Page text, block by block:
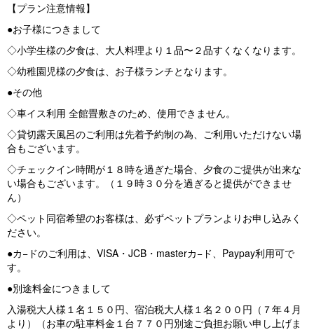
【プラン注意情報】
●お子様につきまして
◇小学生様の夕食は、大人料理より１品〜２品すくなくなります。
◇幼稚園児様の夕食は、お子様ランチとなります。
●その他
◇車イス利用 全館畳敷きのため、使用できません。
◇貸切露天風呂のご利用は先着予約制の為、ご利用いただけない場
合もございます。
◇チェックイン時間が１８時を過ぎた場合、夕食のご提供が出来な
い場合もございます。（１９時３０分を過ぎると提供ができませ
ん）
◇ペット同宿希望のお客様は、必ずペットプランよりお申し込みく
ださい。
●カ−ドのご利用は、VISA・JCB・masterカ−ド、Paypay利用可で
す。
●別途料金につきまして
入湯税大人様１名１５０円、宿泊税大人様１名２００円（７年４月
より）（お車の駐車料金１台７７０円別途ご負担お願い申し上げま